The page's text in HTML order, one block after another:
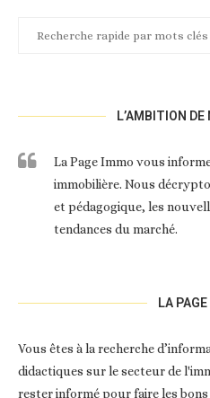
L’AMBITION DE
La Page Immo vous
immobilière. Nous
et pédagogique, les
tendances du marché.
LA
Vous êtes à la recherche
didactiques sur le secteur de
rester informé pour faire les